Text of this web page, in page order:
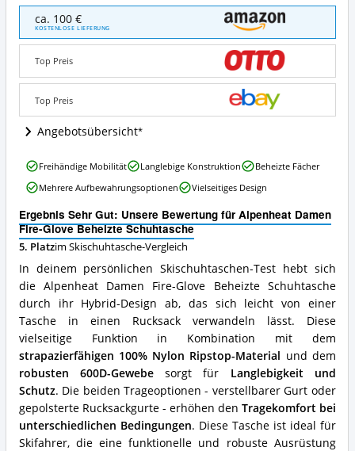
Alpenheat
Damen
Fire-
Glove
Beheizte
Schuhtasche
Angebote:
Wo
ist
diese
erhältlich?
ca. 100 €
KOSTENLOSE LIEFERUNG
Top Preis
Top Preis
Angebotsübersicht
Ergebnis Sehr Gut: Unsere Bewertung für Alpenheat Damen
Fire-Glove Beheizte Schuhtasche
5. Platzim Skischuhtasche-Vergleich
In deinem persönlichen Skischuhtaschen-Test hebt sich
die Alpenheat Damen Fire-Glove Beheizte Schuhtasche
durch ihr Hybrid-Design ab, das sich leicht von einer
Tasche in einen Rucksack verwandeln lässt. Diese
vielseitige Funktion in Kombination mit dem
strapazierfähigen 100% Nylon Ripstop-Material und dem
robusten 600D-Gewebesorgt für Langlebigkeit und
Schutz. Die beiden Trageoptionen - verstellbarer Gurt oder
gepolsterte Rucksackgurte - erhöhen den Tragekomfort bei
unterschiedlichen Bedingungen. Diese Tasche ist ideal für
Skifahrer, die eine funktionelle und robuste Ausrüstung
Alpenheat
Damen
Fire-
Beheizte
Schuhtasche
Vorteile:
Was
spricht
für
diese
Skischuhtasche?
Freihändige Mobilität Langlebige Konstruktion
Beheizte Fächer
Mehrere Aufbewahrungsoptionen
Vielseitiges Design